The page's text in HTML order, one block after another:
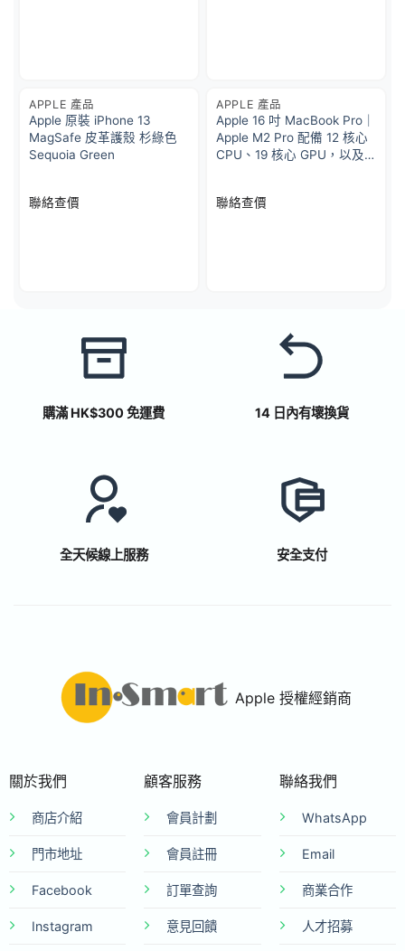
APPLE 產品
Apple 原裝 iPhone 13
MagSafe 皮革護殼 杉綠色
Sequoia Green
聯絡查價
APPLE 產品
Apple 16 吋 MacBook Pro｜
Apple M2 Pro 配備 12 核心
CPU、19 核心 GPU，以及
聯絡查價
購滿 HK$300 免運費 14 日內有壞換貨
全天候線上服務 安全支付
Apple 授權經銷商
關於我們
商店介紹
門市地址
Facebook
Instagram
顧客服務
會員計劃
會員註冊
訂單查詢
意見回饋
聯絡我們
WhatsApp
Email
商業合作
人才招募